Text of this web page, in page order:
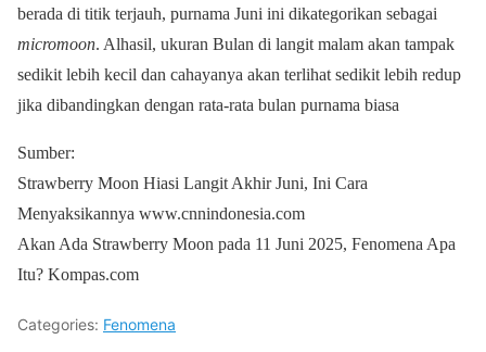
berada di titik terjauh, purnama Juni ini dikategorikan sebagai
micromoon. Alhasil, ukuran Bulan di langit malam akan tampak
sedikit lebih kecil dan cahayanya akan terlihat sedikit lebih redup
jika dibandingkan dengan rata-rata bulan purnama biasa
Sumber:
Strawberry Moon Hiasi Langit Akhir Juni, Ini Cara
Menyaksikannya www.cnnindonesia.com
Akan Ada Strawberry Moon pada 11 Juni 2025, Fenomena Apa
Itu? Kompas.com
Categories: Fenomena